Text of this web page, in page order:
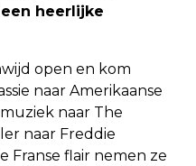
heerlijke
open en kom
naar Amerikaanse
naar The
naar Freddie
Franse flair nemen ze